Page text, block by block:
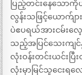
ပြည့်တင်းနေသောကို
လွန်းသဖြင့်ယောက်ျ
ပဲဧပရယ်အားငမ်းလ
သည့်အပြင်သေးကျင်
လုံးဝန်းတင်းယင်းပ
လုံးမှာမြင်သူငေးရ